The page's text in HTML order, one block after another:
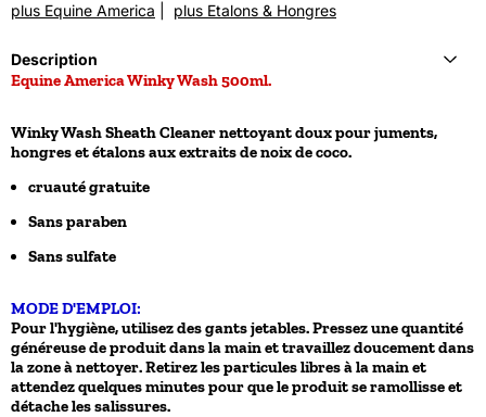
plus Equine America plus Etalons & Hongres
Description
Equine America Winky Wash 500ml.
Winky Wash Sheath Cleaner nettoyant doux pour juments,
hongres et étalons aux extraits de noix de coco.
cruauté gratuite
Sans paraben
Sans sulfate
MODE D'EMPLOI:
Pour l'hygiène, utilisez des gants jetables. Pressez une quantité
généreuse de produit dans la main et travaillez doucement dans
la zone à nettoyer. Retirez les particules libres à la main et
attendez quelques minutes pour que le produit se ramollisse et
détache les salissures.